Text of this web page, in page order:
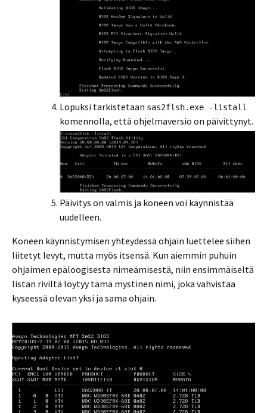
Lopuksi tarkistetaan sas2flsh.exe -listall
komennolla, että ohjelmaversio on päivittynyt.
Päivitys on valmis ja koneen voi käynnistää
uudelleen.
Koneen käynnistymisen yhteydessä ohjain luettelee siihen
liitetyt levyt, mutta myös itsensä. Kun aiemmin puhuin
ohjaimen epäloogisesta nimeämisestä, niin ensimmäiseltä
listan riviltä löytyy tämä mystinen nimi, joka vahvistaa
kyseessä olevan yksi ja sama ohjain.